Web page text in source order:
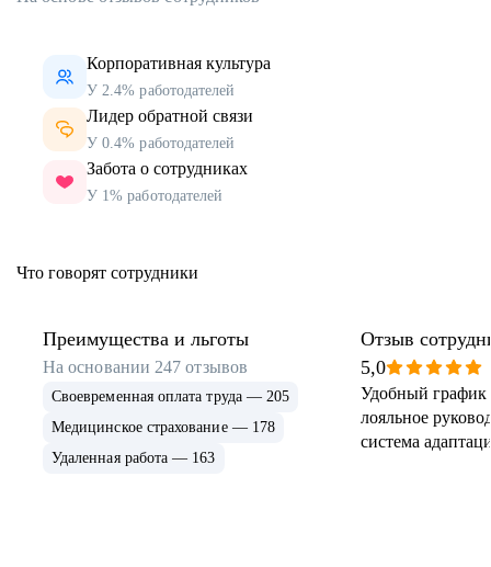
Корпоративная культура
У 2.4% работодателей
Лидер обратной связи
У 0.4% работодателей
Забота о сотрудниках
У 1% работодателей
Что говорят сотрудники
Преимущества и льготы
На основании 247 отзывов
Своевременная оплата труда — 205
Медицинское страхование — 178
Удаленная работа — 163
Отзыв
5,0
Удобный график
лояльное
система